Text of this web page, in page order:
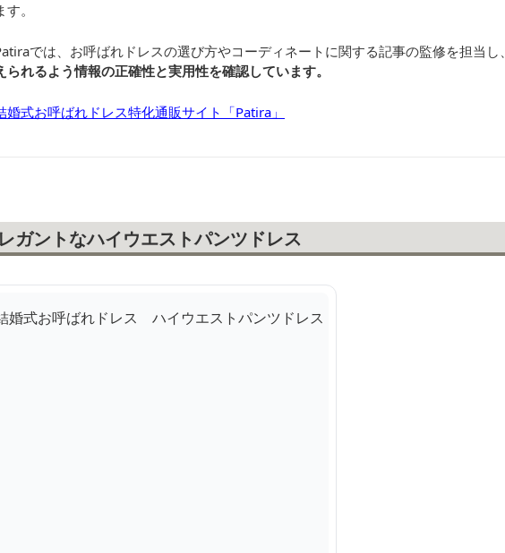
す。
では、お呼ばれドレスの選び方やコーディネートに関する記事の監修を担当し、
られるよう情報の正確性と実用性を確認しています。
婚式お呼ばれドレス特化通販サイト「Patira」
ガントなハイウエストパンツドレス